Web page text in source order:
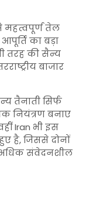
तेल
का बड़ा
तरह की सैन्य
बाजार
तैनाती सिर्फ
नियंत्रण बनाए
Iran भी इस
है, जिससे दोनों
संवेदनशील